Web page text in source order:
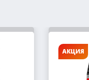
АКЦИЯ